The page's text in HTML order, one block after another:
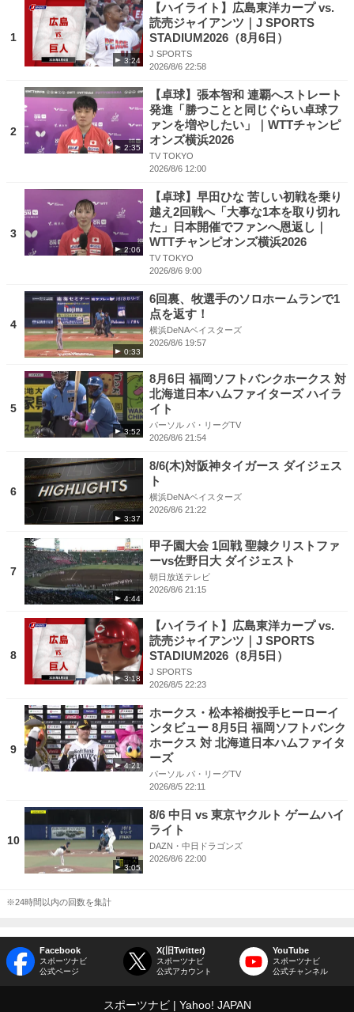
1
3:24
【ハイライト】広島東洋カープ vs.
読売ジャイアンツ｜J SPORTS
STADIUM2026（8月6日）
J SPORTS
2026/8/6 22:58
2
2:35
【卓球】張本智和 連覇へストレート
発進「勝つことと同じぐらい卓球フ
ァンを増やしたい」｜WTTチャンピ
オンズ横浜2026
TV TOKYO
2026/8/6 12:00
3
2:06
【卓球】早田ひな 苦しい初戦を乗り
越え2回戦へ「大事な1本を取り切れ
た」日本開催でファンへ恩返し｜
WTTチャンピオンズ横浜2026
TV TOKYO
2026/8/6 9:00
4
0:33
6回裏、牧選手のソロホームランで1
点を返す！
横浜DeNAベイスターズ
2026/8/6 19:57
5
3:52
8月6日 福岡ソフトバンクホークス 対
北海道日本ハムファイターズ ハイラ
イト
パーソル パ・リーグTV
2026/8/6 21:54
6
3:37
8/6(木)対阪神タイガース ダイジェス
ト
横浜DeNAベイスターズ
2026/8/6 21:22
7
4:44
甲子園大会 1回戦 聖隷クリストファ
ーvs佐野日大 ダイジェスト
朝日放送テレビ
2026/8/6 21:15
8
3:18
【ハイライト】広島東洋カープ vs.
読売ジャイアンツ｜J SPORTS
STADIUM2026（8月5日）
J SPORTS
2026/8/5 22:23
9
4:21
ホークス・松本裕樹投手ヒーローイ
ンタビュー 8月5日 福岡ソフトバンク
ホークス 対 北海道日本ハムファイタ
ーズ
パーソル パ・リーグTV
2026/8/5 22:11
10
3:05
8/6 中日 vs 東京ヤクルト ゲームハイ
ライト
DAZN・中日ドラゴンズ
2026/8/6 22:00
※24時間以内の回数を集計
Facebook
スポーツナビ
公式ページ
X(旧Twitter)
スポーツナビ
公式アカウント
YouTube
スポーツナビ
公式チャンネル
スポーツナビ Yahoo! JAPAN